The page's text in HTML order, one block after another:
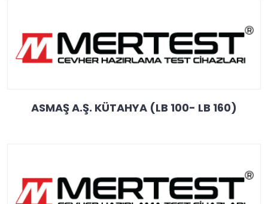
ASMAŞ A.Ş. KÜTAHYA (LB 100- LB 160)